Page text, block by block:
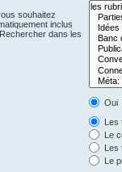
souhaitez
inclus
dans les
Oui
Les
Le
Les
Le